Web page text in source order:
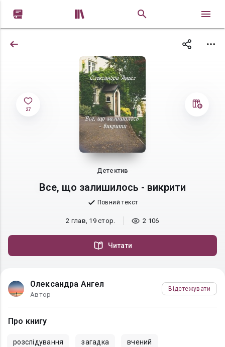
 
27
Детектив
Все, що залишилось - викрити
Повний текст
2 глав, 19 стор. 2 106
Читати
Олександра Ангел
Автор
Відстежувати
Про книгу
розслідування загадка вчений